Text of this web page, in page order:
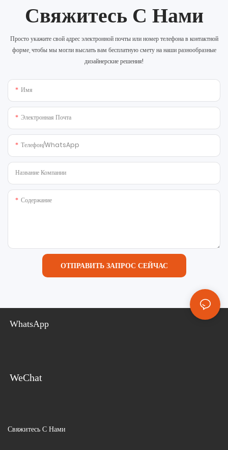
Свяжитесь С Нами
Просто укажите свой адрес электронной почты или номер телефона в контактной
форме, чтобы мы могли выслать вам бесплатную смету на наши разнообразные
дизайнерские решения!
Имя
Электронная Почта
Телефон/WhatsApp
Название Компании
Содержание
ОТПРАВИТЬ ЗАПРОС СЕЙЧАС
WhatsApp
WeChat
Свяжитесь С Нами